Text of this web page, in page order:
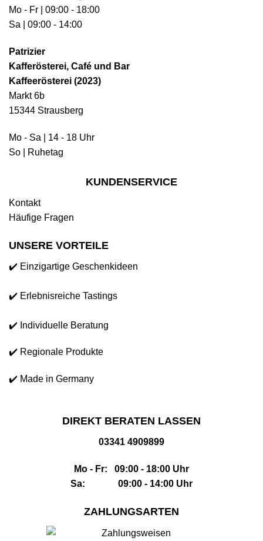
Mo - Fr | 09:00 - 18:00
Sa | 09:00 - 14:00
Patrizier
Kafferösterei, Café und Bar
Kaffeerösterei (2023)
Markt 6b
15344 Strausberg
Mo - Sa | 14 - 18 Uhr
So | Ruhetag
KUNDENSERVICE
Kontakt
Häufige Fragen
UNSERE VORTEILE
✔️ Einzigartige Geschenkideen
✔️ Erlebnisreiche Tastings
✔️ Individuelle Beratung
✔️ Regionale Produkte
✔️ Made in Germany
DIREKT BERATEN LASSEN
03341 4909899
Mo - Fr: 09:00 - 18:00 Uhr
Sa: 09:00 - 14:00 Uhr
ZAHLUNGSARTEN